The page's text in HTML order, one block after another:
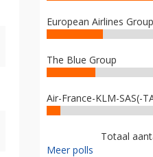
European Airlines
The Blue Group
Air-France-KLM-SAS(-
Totaal
Meer polls